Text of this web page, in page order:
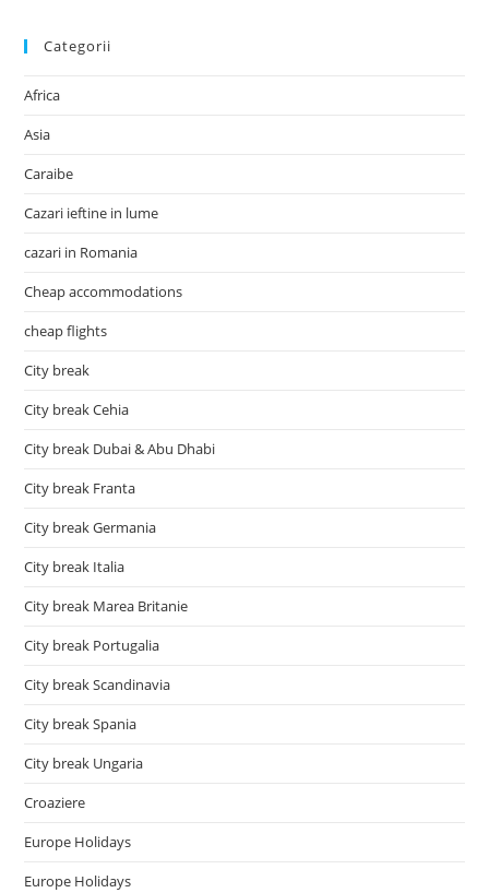
Categorii
Africa
Asia
Caraibe
Cazari ieftine in lume
cazari in Romania
Cheap accommodations
cheap flights
City break
City break Cehia
City break Dubai & Abu Dhabi
City break Franta
City break Germania
City break Italia
City break Marea Britanie
City break Portugalia
City break Scandinavia
City break Spania
City break Ungaria
Croaziere
Europe Holidays
Europe Holidays